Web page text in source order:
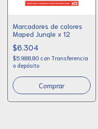
Marcadores de colores
Maped Jungle x 12
$6.304
$5.988,80 con Transferencia
o depósito